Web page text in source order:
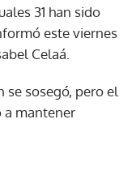
31 han sido
este viernes
Celaá.
se sosegó, pero el
a mantener